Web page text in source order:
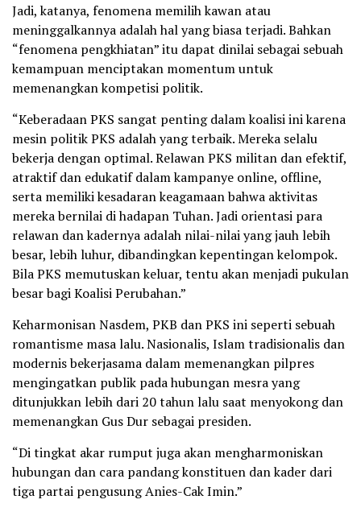
Jadi, katanya, fenomena memilih kawan atau
meninggalkannya adalah hal yang biasa terjadi. Bahkan
“fenomena pengkhiatan” itu dapat dinilai sebagai sebuah
kemampuan menciptakan momentum untuk
memenangkan kompetisi politik.
“Keberadaan PKS sangat penting dalam koalisi ini karena
mesin politik PKS adalah yang terbaik. Mereka selalu
bekerja dengan optimal. Relawan PKS militan dan efektif,
atraktif dan edukatif dalam kampanye online, offline,
serta memiliki kesadaran keagamaan bahwa aktivitas
mereka bernilai di hadapan Tuhan. Jadi orientasi para
relawan dan kadernya adalah nilai-nilai yang jauh lebih
besar, lebih luhur, dibandingkan kepentingan kelompok.
Bila PKS memutuskan keluar, tentu akan menjadi pukulan
besar bagi Koalisi Perubahan.”
Keharmonisan Nasdem, PKB dan PKS ini seperti sebuah
romantisme masa lalu. Nasionalis, Islam tradisionalis dan
modernis bekerjasama dalam memenangkan pilpres
mengingatkan publik pada hubungan mesra yang
ditunjukkan lebih dari 20 tahun lalu saat menyokong dan
memenangkan Gus Dur sebagai presiden.
“Di tingkat akar rumput juga akan mengharmoniskan
hubungan dan cara pandang konstituen dan kader dari
tiga partai pengusung Anies-Cak Imin.”